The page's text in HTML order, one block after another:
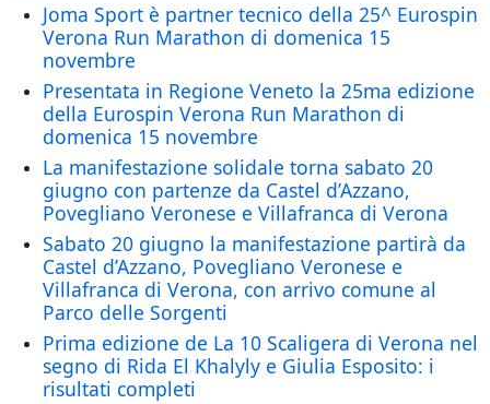
Joma Sport è partner tecnico della 25^ Eurospin
Verona Run Marathon di domenica 15
novembre
Presentata in Regione Veneto la 25ma edizione
della Eurospin Verona Run Marathon di
domenica 15 novembre
La manifestazione solidale torna sabato 20
giugno con partenze da Castel d’Azzano,
Povegliano Veronese e Villafranca di Verona
Sabato 20 giugno la manifestazione partirà da
Castel d’Azzano, Povegliano Veronese e
Villafranca di Verona, con arrivo comune al
Parco delle Sorgenti
Prima edizione de La 10 Scaligera di Verona nel
segno di Rida El Khalyly e Giulia Esposito: i
risultati completi